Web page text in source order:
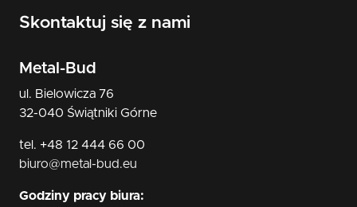
Skontaktuj się z nami
Metal-Bud
ul. Bielowicza 76
32-040 Świątniki Górne
tel. +48 12 444 66 00
biuro@metal-bud.eu
Godziny pracy biura: